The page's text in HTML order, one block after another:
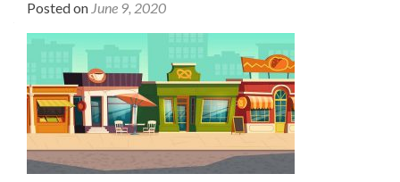
Posted on June 9, 2020